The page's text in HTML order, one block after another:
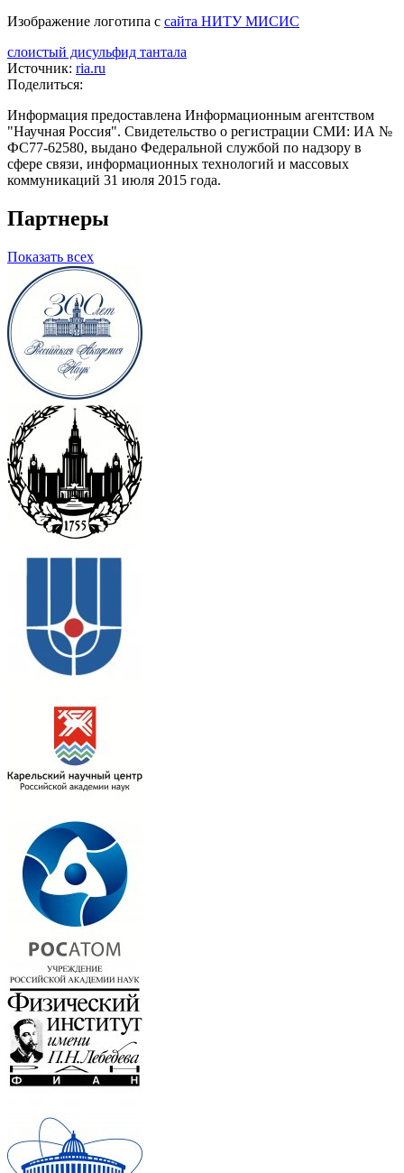
Изображение логотипа с сайта НИТУ МИСИС
слоистый дисульфид тантала
Источник: ria.ru
Поделиться:
Информация предоставлена Информационным агентством
"Научная Россия". Свидетельство о регистрации СМИ: ИА №
ФС77-62580, выдано Федеральной службой по надзору в
сфере связи, информационных технологий и массовых
коммуникаций 31 июля 2015 года.
Партнеры
Показать всех